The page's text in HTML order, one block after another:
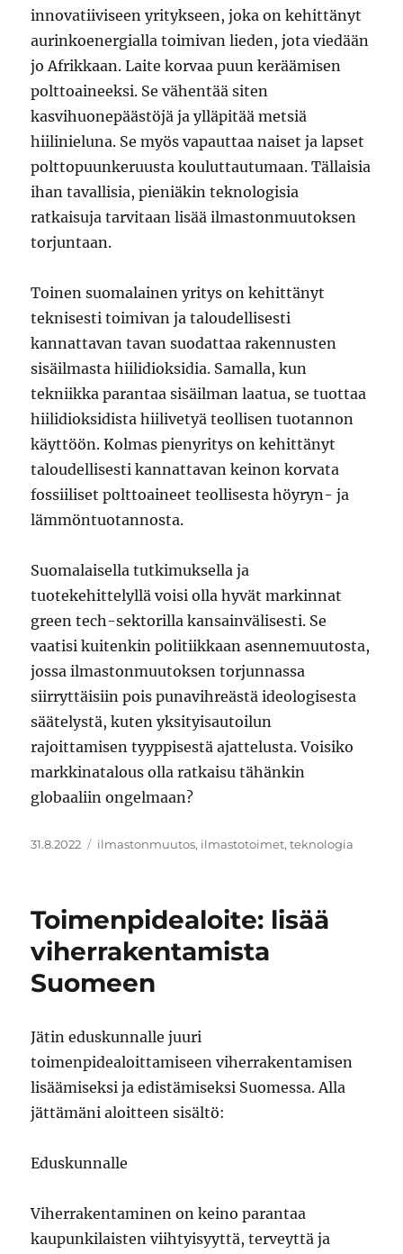
innovatiiviseen yritykseen, joka on kehittänyt
aurinkoenergialla toimivan lieden, jota viedään
jo Afrikkaan. Laite korvaa puun keräämisen
polttoaineeksi. Se vähentää siten
kasvihuonepäästöjä ja ylläpitää metsiä
hiilinieluna. Se myös vapauttaa naiset ja lapset
polttopuunkeruusta kouluttautumaan. Tällaisia
ihan tavallisia, pieniäkin teknologisia
ratkaisuja tarvitaan lisää ilmastonmuutoksen
torjuntaan.
Toinen suomalainen yritys on kehittänyt
teknisesti toimivan ja taloudellisesti
kannattavan tavan suodattaa rakennusten
sisäilmasta hiilidioksidia. Samalla, kun
tekniikka parantaa sisäilman laatua, se tuottaa
hiilidioksidista hiilivetyä teollisen tuotannon
käyttöön. Kolmas pienyritys on kehittänyt
taloudellisesti kannattavan keinon korvata
fossiiliset polttoaineet teollisesta höyryn- ja
lämmöntuotannosta.
Suomalaisella tutkimuksella ja
tuotekehittelyllä voisi olla hyvät markinnat
green tech-sektorilla kansainvälisesti. Se
vaatisi kuitenkin politiikkaan asennemuutosta,
jossa ilmastonmuutoksen torjunnassa
siirryttäisiin pois punavihreästä ideologisesta
säätelystä, kuten yksityisautoilun
rajoittamisen tyyppisestä ajattelusta. Voisiko
markkinatalous olla ratkaisu tähänkin
globaaliin ongelmaan?
Julkaistu
31.8.2022 Avainsanat
ilmastonmuutos, ilmastotoimet,teknologia
Toimenpidealoite: lisää
viherrakentamista
Suomeen
Jätin eduskunnalle juuri
toimenpidealoittamiseen viherrakentamisen
lisäämiseksi ja edistämiseksi Suomessa. Alla
jättämäni aloitteen sisältö:
Eduskunnalle
Viherrakentaminen on keino parantaa
kaupunkilaisten viihtyisyyttä, terveyttä ja